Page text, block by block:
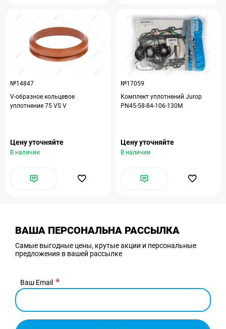
№14847
V-образное кольцевое
уплотнение 75 VS V
Цену уточняйте
В наличии
№17059
Комплект уплотнений Jurop
PN45-58-84-106-130M
Цену уточняйте
В наличии
ВАША ПЕРСОНАЛЬНА РАССЫЛКА
Самые выгодные цены, крутые акции и персональные
предложения в вашей рассылке
Ваш Email